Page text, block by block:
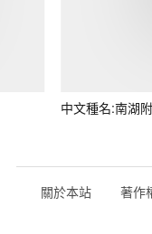
中文種名:南湖
關於本站 著作